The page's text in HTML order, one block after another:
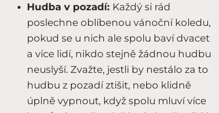
Hudba v pozadí: Každý si rád
poslechne oblíbenou vánoční koledu,
pokud se u nich ale spolu baví dvacet
a více lidí, nikdo stejně žádnou hudbu
neuslyší. Zvažte, jestli by nestálo za to
hudbu z pozadí ztišit, nebo klidně
úplně vypnout, když spolu mluví více